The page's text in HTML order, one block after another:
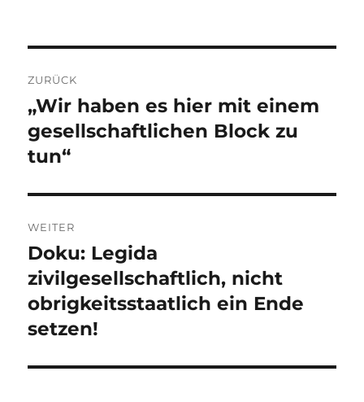
ZURÜCK
Vorheriger
Beitrag:
„Wir haben es hier mit einem
gesellschaftlichen Block zu
tun“
WEITER
Nächster
Beitrag:
Doku: Legida
zivilgesellschaftlich, nicht
obrigkeitsstaatlich ein Ende
setzen!